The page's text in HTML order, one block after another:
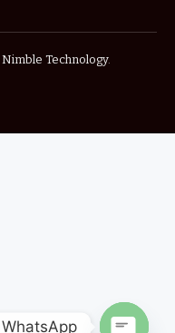
Nimble Technology.
WhatsApp